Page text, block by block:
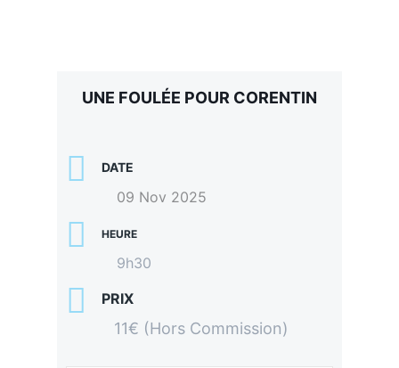
UNE FOULÉE POUR CORENTIN
DATE
09 Nov 2025
HEURE
9h30
PRIX
11€ (Hors Commission)